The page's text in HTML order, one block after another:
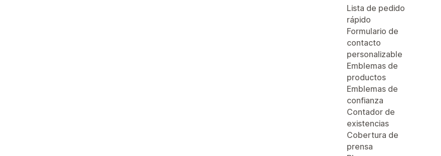
Lista de pedido
rápido
Formulario de
contacto
personalizable
Emblemas de
productos
Emblemas de
confianza
Contador de
existencias
Cobertura de
prensa